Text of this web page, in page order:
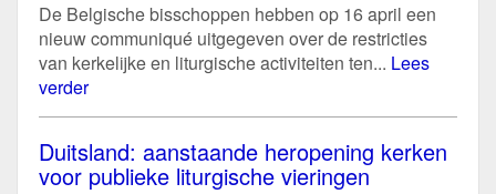
De Belgische bisschoppen hebben op 16 april een
nieuw communiqué uitgegeven over de restricties
van kerkelijke en liturgische activiteiten ten... Lees
verder
Duitsland: aanstaande heropening kerken
voor publieke liturgische vieringen